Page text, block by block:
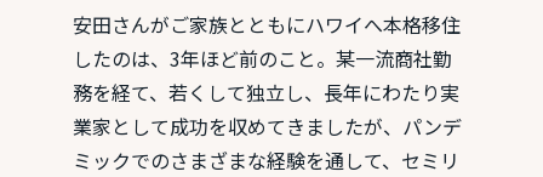
安田さんがご家族とともにハワイへ本格移住
したのは、3年ほど前のこと。某一流商社勤
務を経て、若くして独立し、長年にわたり実
業家として成功を収めてきましたが、パンデ
ミックでのさまざまな経験を通して、セミリ